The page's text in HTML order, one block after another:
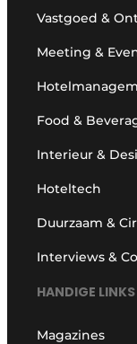
Vastgoed &
Meeting &
Food &
Interieur &
Hoteltech
Duurzaam &
Interviews &
HANDIGE LINKS
Magazines